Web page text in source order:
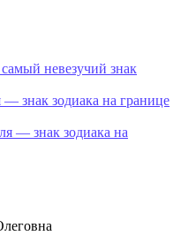
невезучий знак
— знак зодиака на границе
— знак зодиака на